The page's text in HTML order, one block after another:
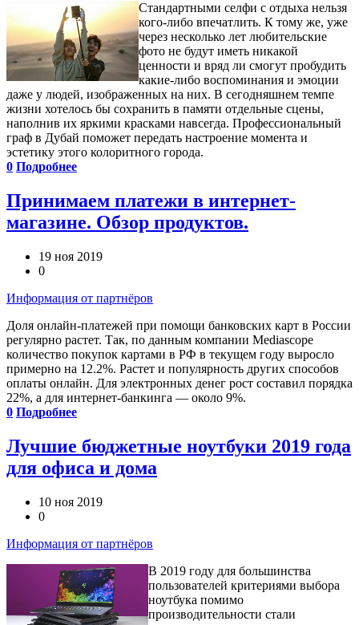
Стандартными селфи с отдыха нельзя
кого-либо впечатлить. К тому же, уже
через несколько лет любительские
фото не будут иметь никакой
ценности и вряд ли смогут пробудить
какие-либо воспоминания и эмоции
даже у людей, изображенных на них. В сегодняшнем темпе
жизни хотелось бы сохранить в памяти отдельные сцены,
наполнив их яркими красками навсегда. Профессиональный
граф в Дубай поможет передать настроение момента и
эстетику этого колоритного города.
0 Подробнее
Принимаем платежи в интернет-
магазине. Обзор продуктов.
19 ноя 2019
0
Информация от партнёров
Доля онлайн-платежей при помощи банковских карт в России
регулярно растет. Так, по данным компании Mediascope
количество покупок картами в РФ в текущем году выросло
примерно на 12.2%. Растет и популярность других способов
оплаты онлайн. Для электронных денег рост составил порядка
22%, а для интернет-банкинга — около 9%.
0 Подробнее
Лучшие бюджетные ноутбуки 2019 года
для офиса и дома
10 ноя 2019
0
Информация от партнёров
В 2019 году для большинства
пользователей критериями выбора
ноутбука помимо
производительности стали